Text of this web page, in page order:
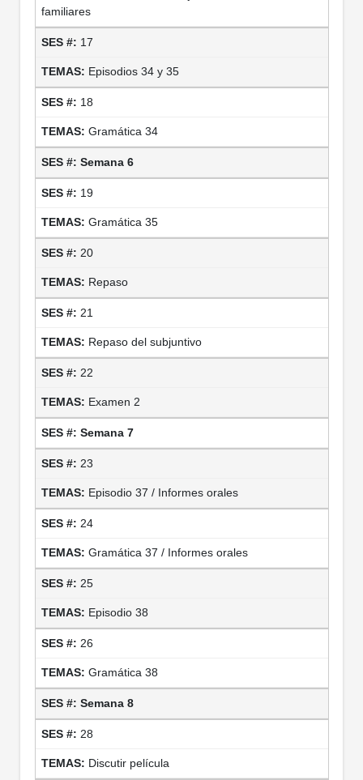
familiares
17
Episodios 34 y 35
18
Gramática 34
Semana 6
19
Gramática 35
20
Repaso
21
Repaso del subjuntivo
22
Examen 2
Semana 7
23
Episodio 37 / Informes orales
24
Gramática 37 / Informes orales
25
Episodio 38
26
Gramática 38
Semana 8
28
Discutir película